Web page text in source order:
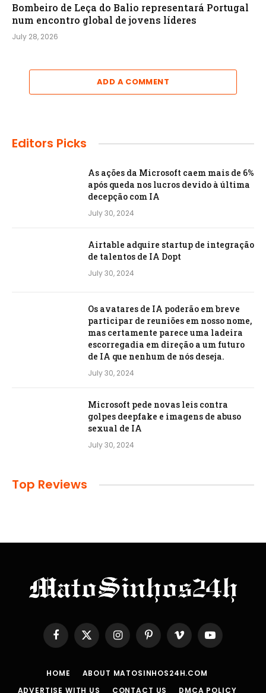
Bombeiro de Leça do Balio representará Portugal
num encontro global de jovens líderes
July 28, 2026
ADD A COMMENT
Editors Picks
As ações da Microsoft caem mais de 6%
após queda nos lucros devido à última
decepção com IA
July 30, 2024
Airtable adquire startup de integração
de talentos de IA Dopt
July 30, 2024
Os avatares de IA poderão em breve
participar de reuniões em nosso nome,
mas certamente parece uma ladeira
escorregadia em direção a um futuro
de IA que nenhum de nós deseja.
July 30, 2024
Microsoft pede novas leis contra
golpes deepfake e imagens de abuso
sexual de IA
July 30, 2024
Top Reviews
Facebook
X
(Twitter)
InstagramPinterestVimeo YouTube
HOME
ABOUT MATOSINHOS24H.COM
ADVERTISE WITH US
CONTACT US DMCA POLICY